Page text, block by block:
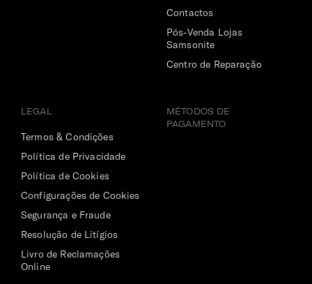
Contactos
Pós-Venda Lojas
Samsonite
Centro de Reparação
LEGAL
Termos & Condições
Política de Privacidade
Política de Cookies
Configurações de Cookies
Segurança e Fraude
Resolução de Litígios
Livro de Reclamações
Online
MÉTODOS DE
PAGAMENTO